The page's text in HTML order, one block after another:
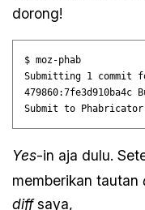
dorong!
$ moz-phab
Submitting 1 commit
Yes-in aja dulu.
memberikan tautan
diffsaya,